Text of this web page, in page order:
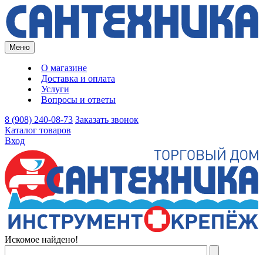
Меню
О магазине
Доставка и оплата
Услуги
Вопросы и ответы
8 (908) 240-08-73 Заказать звонок
Каталог товаров
Вход
Искомое найдено!